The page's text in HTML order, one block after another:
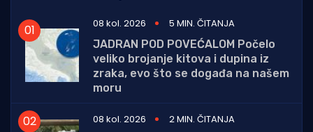
08 kol. 2026
5 MIN. ČITANJA
JADRAN POD POVEĆALOM Počelo
veliko brojanje kitova i dupina iz
zraka, evo što se događa na našem
moru
08 kol. 2026
2 MIN. ČITANJA